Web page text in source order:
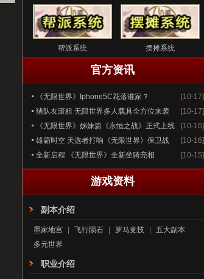
帮派系统 摆摊系统
官方资讯
[10-17]
《无限世界》Iphone5C花落谁家？
[10-17]
猪队友滚粗 无限世界多人载具全方位来袭
[10-16]
《无限世界》姊妹篇《永恒之战》正式上线
[10-16]
雄霸时空 天选者打响《无限世界》保卫战
[10-15]
全新启程 《无限世界》全新坐骑亮相
游戏资料
副本介绍
墨家地宫 飞行陨石 罗马竞技
五大副本
多元世界
职业介绍